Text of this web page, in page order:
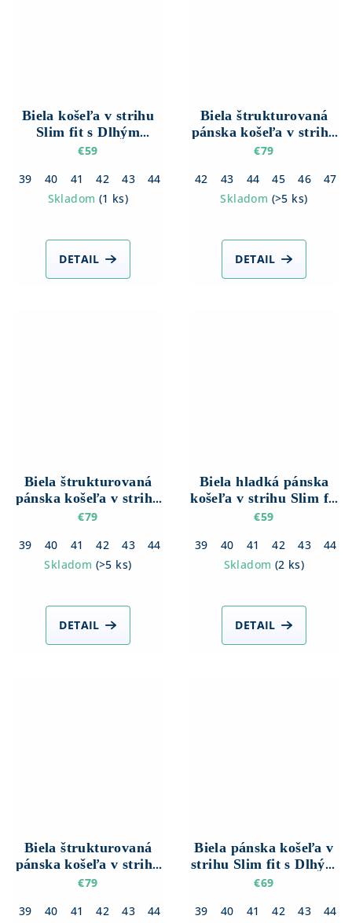
Biela košeľa v strihu
Slim fit s Dlhým
rukávom
€59
39
40 41 42 43 44
46
Skladom (1 ks)
DETAIL
Biela štrukturovaná
pánska košeľa v strihu
Regular fit s dlhým
€79
42
43 44 45 46
47
Skladom (>5 ks)
DETAIL
Biela štrukturovaná
pánska košeľa v strihu
Slim fit s dlhým
€79
39
40 41 42 43 44
46
Skladom (>5 ks)
DETAIL
Biela hladká pánska
košeľa v strihu Slim fit
s krátkym rukávom
€59
39
40 41 42 43 44
Skladom (2 ks)
DETAIL
Biela štrukturovaná
pánska košeľa v strihu
Slim fit s Dlhým
€79
39
40 41 42 43 44 46
Biela pánska košeľa v
strihu Slim fit s Dlhým
rukávom
€69
39
40 41 42 43 44